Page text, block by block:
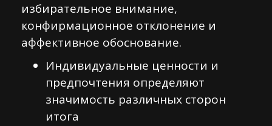
избирательное внимание,
конфирмационное отклонение и
аффективное обоснование.
Индивидуальные ценности и
предпочтения определяют
значимость различных сторон
итога